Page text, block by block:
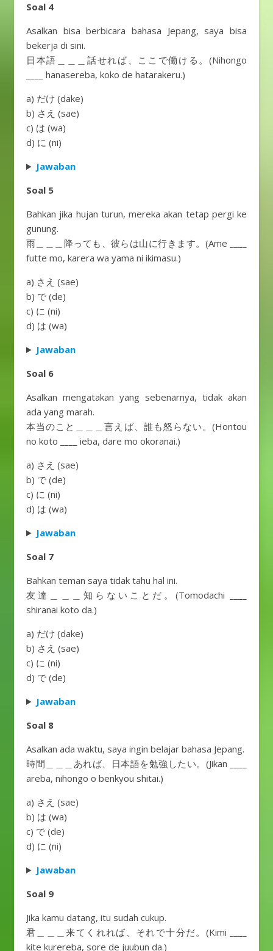
Soal 4
Asalkan bisa berbicara bahasa Jepang, saya bisa
bekerja di sini.
日本語＿＿＿話せれば、ここで働ける。(Nihongo
____ hanasereba, koko de hatarakeru.)
a) だけ (dake)
b) さえ (sae)
c) は (wa)
d) に (ni)
Jawaban
Soal 5
Bahkan jika hujan turun, mereka akan tetap pergi ke
gunung.
雨＿＿＿降っても、彼らは山に行きます。(Ame ____
futte mo, karera wa yama ni ikimasu.)
a) さえ (sae)
b) で (de)
c) に (ni)
d) は (wa)
Jawaban
Soal 6
Asalkan mengatakan yang sebenarnya, tidak akan
ada yang marah.
本当のこと＿＿＿言えば、誰も怒らない。(Hontou
no koto ____ ieba, dare mo okoranai.)
a) さえ (sae)
b) で (de)
c) に (ni)
d) は (wa)
Jawaban
Soal 7
Bahkan teman saya tidak tahu hal ini.
友達＿＿＿知らないことだ。(Tomodachi ____
shiranai koto da.)
a) だけ (dake)
b) さえ (sae)
c) に (ni)
d) で (de)
Jawaban
Soal 8
Asalkan ada waktu, saya ingin belajar bahasa Jepang.
時間＿＿＿あれば、日本語を勉強したい。(Jikan ____
areba, nihongo o benkyou shitai.)
a) さえ (sae)
b) は (wa)
c) で (de)
d) に (ni)
Jawaban
Soal 9
Jika kamu datang, itu sudah cukup.
君＿＿＿来てくれれば、それで十分だ。(Kimi ____
kite kurereba, sore de juubun da.)